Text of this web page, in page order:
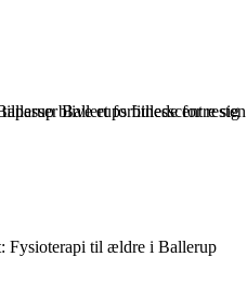
Ballerups fitnesscentre sig
Fysioterapi til ældre i Ballerup
blive et forbillede for resten